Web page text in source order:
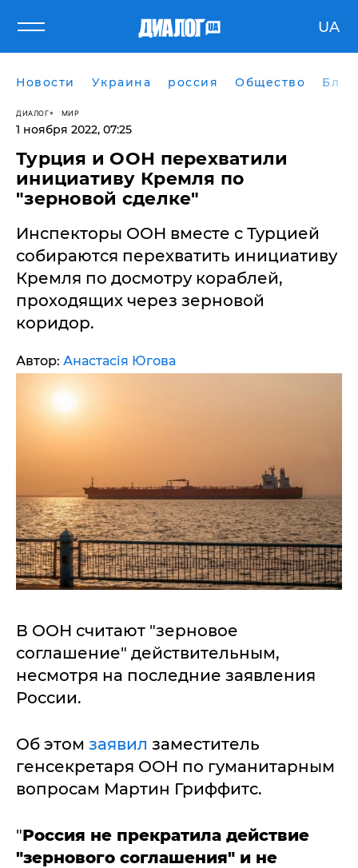
UA
Новости Украина россия Общество
ДИАЛОГ МИР
1 ноября 2022, 07:25
Турция и ООН перехватили
инициативу Кремля по
"зерновой сделке"
Инспекторы ООН вместе с Турцией
собираются перехватить инициативу
Кремля по досмотру кораблей,
проходящих через зерновой
коридор.
Автор: Анастасія Югова
В ООН считают "зерновое
соглашение" действительным,
несмотря на последние заявления
России.
Об этом заявил заместитель
генсекретаря ООН по гуманитарным
вопросам Мартин Гриффитс.
"Россия не прекратила действие
"зернового соглашения" и не